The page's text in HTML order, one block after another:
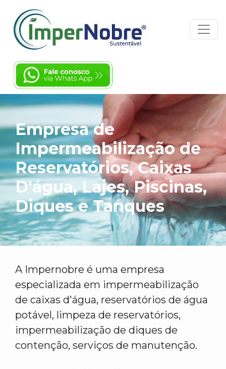
Empresa de
Impermeabilização de
Reservatórios, Caixas
D'água, Lajes, Piscinas,
Diques e Tanques
A Impernobre é uma empresa
especializada em impermeabilização
de caixas d'água, reservatórios de água
potável, limpeza de reservatórios,
impermeabilização de diques de
contenção, serviços de manutenção.